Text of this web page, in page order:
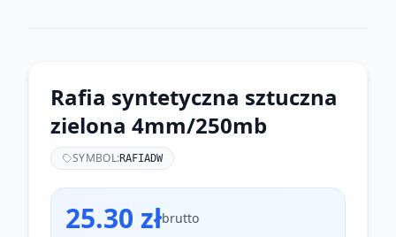
Rafia syntetyczna sztuczna
zielona 4mm/250mb
SYMBOL:RAFIADW
25.30 złbrutto